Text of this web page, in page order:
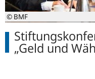
© BMF
„Geld und